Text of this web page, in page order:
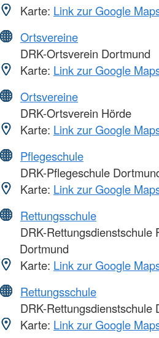
Karte: Link zur Google
Ortsvereine
DRK-Ortsverein Dortmund
Karte: Link zur Google
Ortsvereine
DRK-Ortsverein Hörde
Karte: Link zur Google
Pflegeschule
DRK-Pflegeschule
Karte: Link zur Google
Rettungsschule
DRK-Rettungsdienstschule
Dortmund
Karte: Link zur Google
Rettungsschule
DRK-Rettungsdienstschule
Karte: Link zur Google